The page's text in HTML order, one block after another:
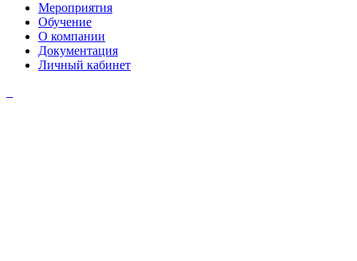
Мероприятия
Обучение
О компании
Документация
Личный кабинет